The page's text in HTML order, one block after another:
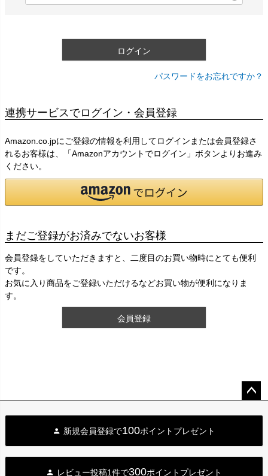
ログイン
パスワードをお忘れですか？
連携サービスでログイン・会員登録
Amazon.co.jpにご登録の情報を利用してログインまたは会員登録さ
れるお客様は、「Amazonアカウントでログイン」ボタンよりお進み
ください。
まだご登録がお済みでないお客様
会員登録をしていただきますと、二度目のお買い物時にとても便利
です。
お気に入り商品をご登録いただけるなどお買い物が便利になりま
す。
会員登録
へ
新規会員登録で100ポイントプレゼント
レビュー投稿1件で300ポイントプレゼント